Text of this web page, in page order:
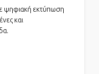
ψηφιακή εκτύπωση
και